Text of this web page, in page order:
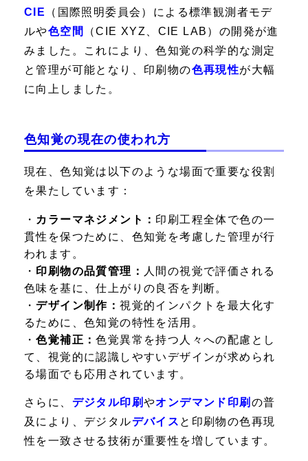
CIE
（国際照明委員会）による標準観測者モデ
ルや色空間
（CIE XYZ、CIE LAB）の開発が進
みました。これにより、色知覚の科学的な測定
と管理が可能となり、印刷物の色再現性が大幅
に向上しました。
色知覚の現在の使われ方
現在、色知覚は以下のような場面で重要な役割
を果たしています：
・ カラーマネジメント： 印刷工程全体で色の一
貫性を保つために、色知覚を考慮した管理が行
われます。
・ 印刷物の品質管理： 人間の視覚で評価される
色味を基に、仕上がりの良否を判断。
・デザイン制作：視覚的インパクトを最大化す
るために、色知覚の特性を活用。
・色覚補正：色覚異常を持つ人々への配慮とし
て、視覚的に認識しやすいデザインが求められ
る場面でも応用されています。
さらに、 デジタル印刷やオンデマンド印刷 の普
及により、デジタルデバイス と印刷物の色再現
性を一致させる技術が重要性を増しています。